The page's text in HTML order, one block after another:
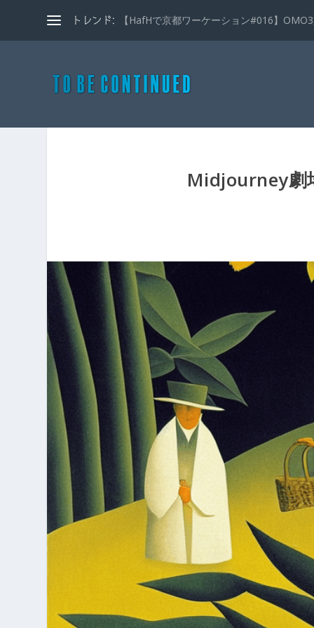
トレンド: 【HafHで京都ワーケーション#016】
Midjourney劇